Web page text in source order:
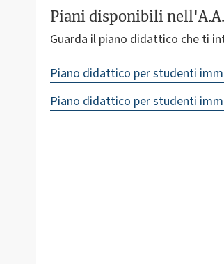
Piani disponibili
Guarda il piano didattico che ti
Piano didattico per studenti
Piano didattico per studenti